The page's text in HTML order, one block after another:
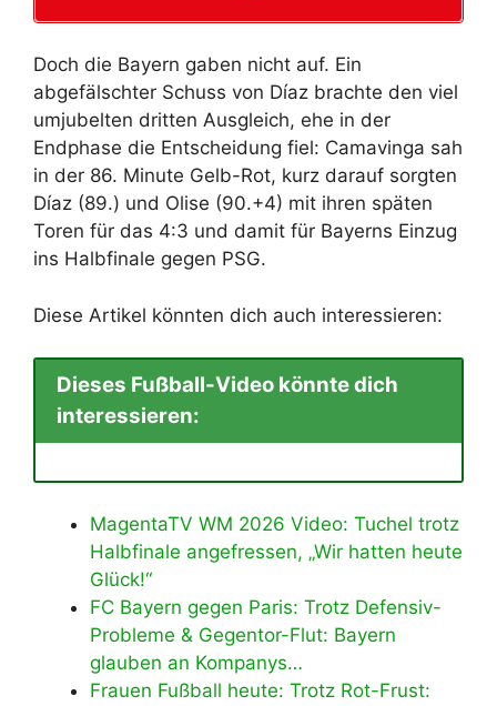
Doch die Bayern gaben nicht auf. Ein
abgefälschter Schuss von Díaz brachte den viel
umjubelten dritten Ausgleich, ehe in der
Endphase die Entscheidung fiel: Camavinga sah
in der 86. Minute Gelb-Rot, kurz darauf sorgten
Díaz (89.) und Olise (90.+4) mit ihren späten
Toren für das 4:3 und damit für Bayerns Einzug
ins Halbfinale gegen PSG.
Diese Artikel könnten dich auch interessieren:
Dieses Fußball-Video könnte dich
interessieren:
MagentaTV WM 2026 Video: Tuchel trotz
Halbfinale angefressen, „Wir hatten heute
Glück!“
FC Bayern gegen Paris: Trotz Defensiv-
Probleme & Gegentor-Flut: Bayern
glauben an Kompanys…
Frauen Fußball heute: Trotz Rot-Frust: